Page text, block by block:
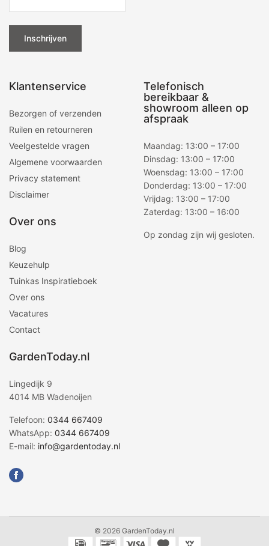
Inschrijven
Klantenservice
Bezorgen of verzenden
Ruilen en retourneren
Veelgestelde vragen
Algemene voorwaarden
Privacy statement
Disclaimer
Over ons
Blog
Keuzehulp
Tuinkas Inspiratieboek
Over ons
Vacatures
Contact
Telefonisch
bereikbaar &
showroom alleen op
afspraak
Maandag: 13:00 – 17:00
Dinsdag: 13:00 – 17:00
Woensdag: 13:00 – 17:00
Donderdag: 13:00 – 17:00
Vrijdag: 13:00 – 17:00
Zaterdag: 13:00 – 16:00
Op zondag zijn wij gesloten.
GardenToday.nl
Lingedijk 9
4014 MB Wadenoijen
Telefoon:0344 667409
WhatsApp:0344 667409
E-mail: info@gardentoday.nl
© 2026 GardenToday.nl